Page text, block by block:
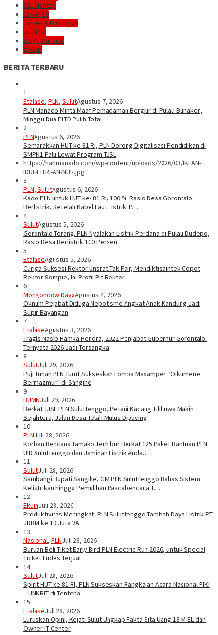
E2L-Mantap
Covid-19
James A Kojongian
kriminal
Banjir Manado
golkar
BERITA TERBARU
1
Etalase, PLN, SulutAgustus 7, 2026
PLN Manado Minta Maaf Pemadaman Bergilir di Pulau Bunaken,
Minggu Dua PLTD Pulih Total
2
PLNAgustus 6, 2026
Semarakkan HUT ke 81 RI, PLN Dorong Digitalisasi Pendidikan di
SMPN1 Palu Lewat Program TJSL
https://harimanado.com/wp-content/uploads/2026/03/IKLAN-
IDUL-FITRI-AN-NUR.jpg
3
PLN, SulutAgustus 6, 2026
Kado PLN untuk HUT ke- 81 RI, 100 % Rasio Desa Gorontalo
Berlistrik, Setelah Kabel Laut Listriki P…
4
SulutAgustus 5, 2026
Gorontalo Terang. PLN Nyalakan Listrik Perdana di Pulau Dudepo,
Rasio Desa Berlistrik 100 Persen
5
EtalaseAgustus 5, 2026
Curiga Suksesi Rektor Unsrat Tak Fair, Mendiktisaintek Copot
Rektor Sompie, Ini Profil Plt Rektor
6
Mongondow RayaAgustus 4, 2026
Oknum Pejabat Diduga Nepotisme Angkat Anak Kandung Jadi
Supir Bayangan
7
EtalaseAgustus 3, 2026
Tragis Nasib Hamka Hendra, 2022 Penjabat Gubernur Gorontalo.
Ternyata 2026 Jadi Tersangka
8
SulutJuli 29, 2026
Puji Tuhan PLN Turut Sukseskan Lomba Masamper “Oikumene
Bermazmur” di Sangihe
9
BUMNJuli 29, 2026
Berkat TJSL PLN Suluttenggo, Petani Kacang Tilihuwa Makin
Sejahtera, Jalan Desa Telah Mulus Dipaving
10
PLNJuli 28, 2026
Korban Bencana Tamako Terhibur Berkat 125 Paket Bantuan PLN
UID Suluttenggo dan Jaminan Listrik Anda…
11
SulutJuli 28, 2026
Sambangi Bupati Sangihe, GM PLN Suluttenggo Bahas Sistem
Kelistrikan hingga Pemulihan Pascabencana T…
12
EkuinJuli 28, 2026
Produktivitas Meningkat, PLN Suluttenggo Tambah Daya Listrik PT
JRBM ke 10 Juta VA
13
Nasional, PLNJuli 28, 2026
Buruan Beli Tiket Early Bird PLN Electric Run 2026, untuk Special
Ticket Ludes Terjual
14
SulutJuli 28, 2026
Spirit HUT ke 81 RI, PLN Sukseskan Rangkaian Acara Nasional PIKI
– UNKRIT di Tentena
15
EtalaseJuli 28, 2026
Luruskan Opini, Kejati Sulut Ungkap Fakta Sita Uang 18 M EL dan
Owner IT Center